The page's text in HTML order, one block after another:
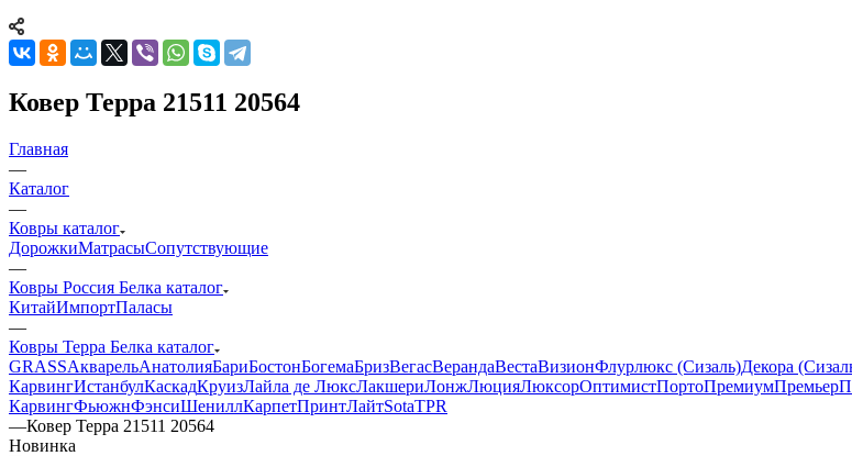
Ковер Терра 21511 20564
Главная
—
Каталог
—
Ковры каталог
ДорожкиМатрасыСопутствующие
—
Ковры Россия Белка каталог
КитайИмпортПаласы
—
Ковры Терра Белка каталог
GRASSАкварельАнатолияБариБостонБогемаБризВегасВерандаВестаВизионФлурлюкс (Сизаль)Декора
КарвингИстанбулКаскадКруизЛайла де ЛюксЛакшериЛонжЛюцияЛюксорОптимистПортоПремиумПремьер
КарвингФьюжнФэнсиШениллКарпетПринтЛайтSotaTPR
—Ковер Терра 21511 20564
Новинка